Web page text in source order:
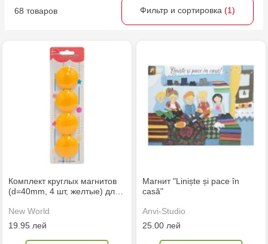
68 товаров Фильтр и сортировка (1)
Комплект круглых магнитов
(d=40mm, 4 шт, желтые) дл…
New World
19.95 лей
Магнит "Liniște și pace în
casă"
Anvi-Studio
25.00 лей